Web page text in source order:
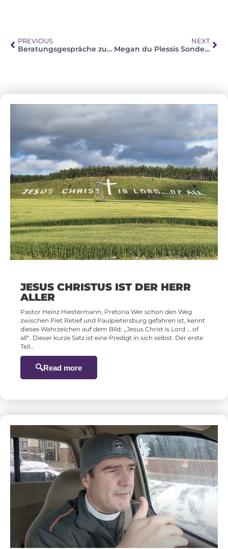
PREVIOUS
Beratungsgespräche zur Feststellung der Kirchengemeinschaft
NEXT
Megan du Plessis Sonderbetreuungszentrum in Bushy Vales
JESUS CHRISTUS IST DER HERR
ALLER
Pastor Heinz Hiestermann, Pretoria Wer schon den Weg
zwischen Piet Retief und Paulpietersburg gefahren ist, kennt
dieses Wahrzeichen auf dem Bild: „Jesus Christ is Lord … of
all“. Dieser kurze Satz ist eine Predigt in sich selbst. Der erste
Teil…
Read more